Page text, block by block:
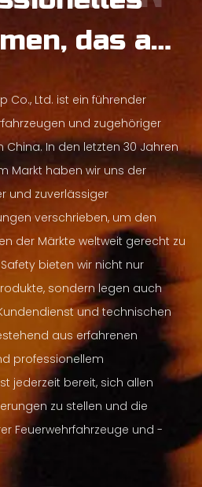
das auf
von
ist
Co., Ltd. ist ein führender
und zugehöriger
In den letzten 30 Jahren
Markt haben wir uns der
und zuverlässiger
verschrieben, um den
der Märkte weltweit gerecht zu
bieten wir nicht nur
sondern legen auch
und technischen
aus erfahrenen
professionellem
jederzeit bereit, sich allen
zu stellen und die
Feuerwehrfahrzeuge und -